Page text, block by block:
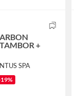
+
SPA